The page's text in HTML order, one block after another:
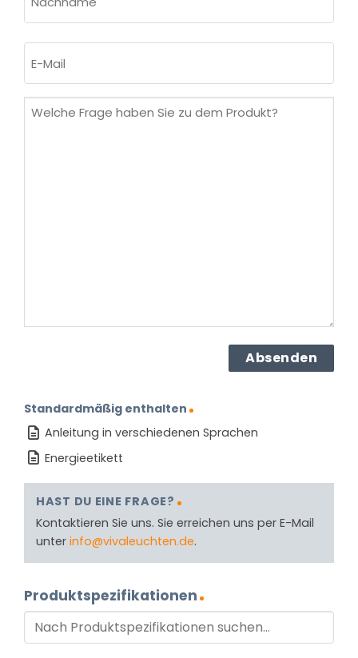
Mail
Welche
Standardmäßig enthalten
Anleitung in verschiedenen Sprachen
Energieetikett
HAST DU EINE FRAGE?
Kontaktieren Sie uns. Sie erreichen uns per E-Mail
unter info@vivaleuchten.de.
Produktspezifikationen